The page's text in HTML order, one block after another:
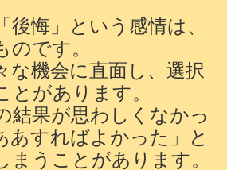
後悔」という感情は、
のです。
な機会に直面し、選択
とがあります。
結果が思わしくなかっ
あすればよかった」と
まうことがあります。